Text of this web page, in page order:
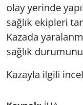
olay yerinde
sağlık ekipleri
Kazada
sağlık
Kazayla ilgili